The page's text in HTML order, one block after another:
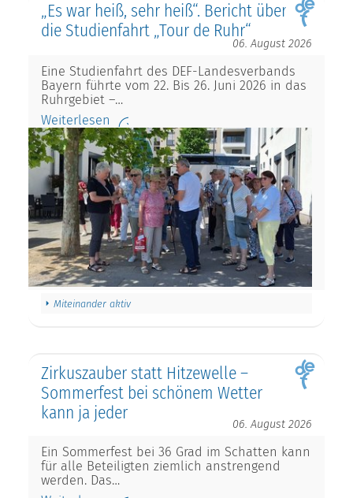
„Es war heiß, sehr heiß“. Bericht über
die Studienfahrt „Tour de Ruhr“
06. August 2026
Eine Studienfahrt des DEF-Landesverbands
Bayern führte vom 22. Bis 26. Juni 2026 in das
Ruhrgebiet –…
Weiterlesen
Miteinander aktiv
Zirkuszauber statt Hitzewelle –
Sommerfest bei schönem Wetter
kann ja jeder
06. August 2026
Ein Sommerfest bei 36 Grad im Schatten kann
für alle Beteiligten ziemlich anstrengend
werden. Das…